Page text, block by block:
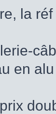
la
en alu